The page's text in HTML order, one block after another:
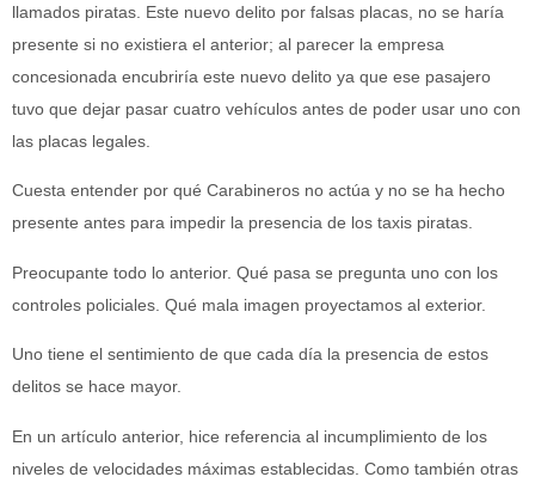
llamados piratas. Este nuevo delito por falsas placas, no se haría
presente si no existiera el anterior; al parecer la empresa
concesionada encubriría este nuevo delito ya que ese pasajero
tuvo que dejar pasar cuatro vehículos antes de poder usar uno con
las placas legales.
Cuesta entender por qué Carabineros no actúa y no se ha hecho
presente antes para impedir la presencia de los taxis piratas.
Preocupante todo lo anterior. Qué pasa se pregunta uno con los
controles policiales. Qué mala imagen proyectamos al exterior.
Uno tiene el sentimiento de que cada día la presencia de estos
delitos se hace mayor.
En un artículo anterior, hice referencia al incumplimiento de los
niveles de velocidades máximas establecidas. Como también otras